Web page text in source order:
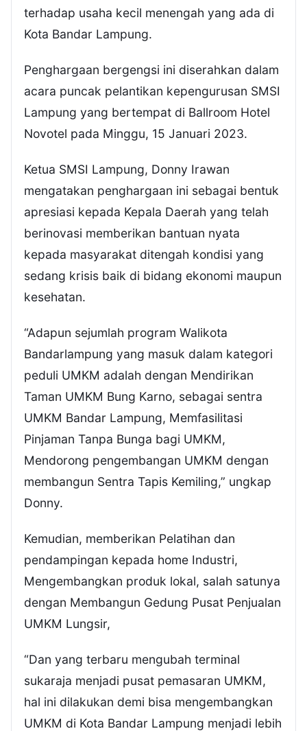
terhadap usaha kecil menengah yang ada di
Kota Bandar Lampung.
Penghargaan bergengsi ini diserahkan dalam
acara puncak pelantikan kepengurusan SMSI
Lampung yang bertempat di Ballroom Hotel
Novotel pada Minggu, 15 Januari 2023.
Ketua SMSI Lampung, Donny Irawan
mengatakan penghargaan ini sebagai bentuk
apresiasi kepada Kepala Daerah yang telah
berinovasi memberikan bantuan nyata
kepada masyarakat ditengah kondisi yang
sedang krisis baik di bidang ekonomi maupun
kesehatan.
“Adapun sejumlah program Walikota
Bandarlampung yang masuk dalam kategori
peduli UMKM adalah dengan Mendirikan
Taman UMKM Bung Karno, sebagai sentra
UMKM Bandar Lampung, Memfasilitasi
Pinjaman Tanpa Bunga bagi UMKM,
Mendorong pengembangan UMKM dengan
membangun Sentra Tapis Kemiling,” ungkap
Donny.
Kemudian, memberikan Pelatihan dan
pendampingan kepada home Industri,
Mengembangkan produk lokal, salah satunya
dengan Membangun Gedung Pusat Penjualan
UMKM Lungsir,
“Dan yang terbaru mengubah terminal
sukaraja menjadi pusat pemasaran UMKM,
hal ini dilakukan demi bisa mengembangkan
UMKM di Kota Bandar Lampung menjadi lebih